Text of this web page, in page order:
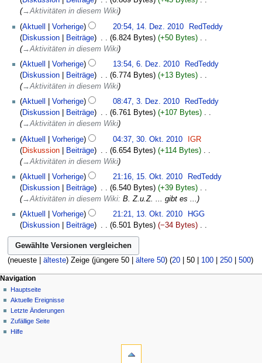
s
n
g
a
s
s
u
g
e
n
f
a
s
s
u
n
m
e
n
f
a
s
s
u
n
g
u
s
a
m
m
n
f
a
s
s
u
n
g
s
u
s
a
m
m
e
n
f
a
s
s
u
n
g
n
g
s
z
s
a
m
m
e
n
a
s
s
u
n
g
r
e
i
t
u
n
g
s
z
u
a
m
m
e
n
f
s
s
u
n
g
B
e
a
r
b
i
t
u
n
g
s
z
u
s
m
m
e
n
f
a
s
s
n
g
2010→‎Aktivitäten in diesem Wiki
Dezember
2010
Aktuell Vorherige 20:54, 14. Dez. 2010
RedTeddy
Diskussion
Beiträge 6.824 Bytes +50 Bytes ‎
→‎Aktivitäten in diesem Wiki
Dezember
2010
Aktuell Vorherige 13:54, 6. Dez. 2010
RedTeddy
Diskussion
Beiträge 6.774 Bytes +13 Bytes ‎
→‎Aktivitäten in diesem Wiki
3.
Dezember
2010
Aktuell Vorherige 08:47, 3. Dez. 2010
RedTeddy
Diskussion
Beiträge 6.761 Bytes +107 Bytes ‎
→‎Aktivitäten in diesem Wiki
Oktober
2010
Aktuell Vorherige 04:37, 30. Okt. 2010
IGR
Diskussion
Beiträge 6.654 Bytes +114 Bytes ‎
→‎Aktivitäten in diesem Wiki
Oktober
2010
Aktuell Vorherige 21:16, 15. Okt. 2010
RedTeddy
Diskussion
Beiträge 6.540 Bytes +39 Bytes ‎
→‎Aktivitäten in diesem Wiki: B. Z.u.Z. ... gibt es ...
Oktober
Aktuell Vorherige 21:21, 13. Okt. 2010
HGG
Diskussion
Beiträge 6.501 Bytes −34 Bytes ‎
K
e
e
B
e
a
r
b
(neueste| älteste) Zeige (jüngere 50| ältere 50) (20| 50| 100| 250| 500)
Navigation
Hauptseite
Aktuelle Ereignisse
Letzte Änderungen
Zufällige Seite
Hilfe